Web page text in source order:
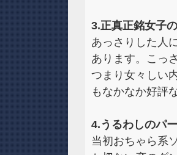
3.正真正銘女子
あっさりした人
あります。こっ
つまり女々しい
もなかなか好評
4.うるわしのパ
当初おちゃら系